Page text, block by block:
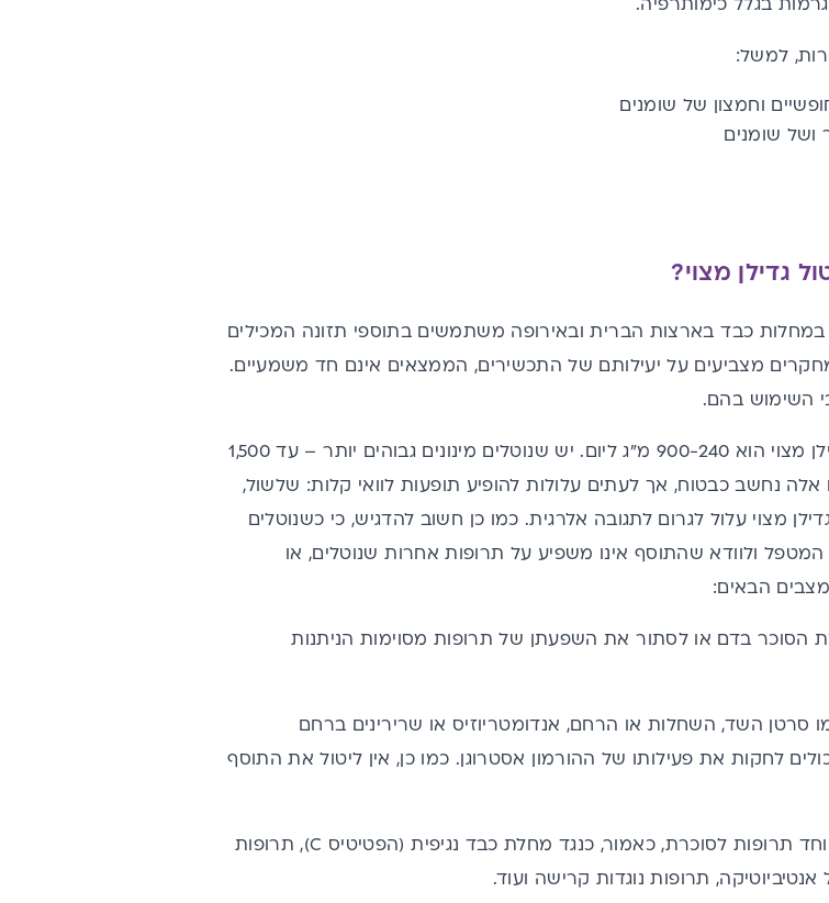
למשל:
וחמצון של שומנים
ושל שומנים
גדילן מצוי?
שונות, כ-65% מהחולים במחלות כבד בארצות הברית ובאירופה משתמשים בתוספי תזונה המכילים
מצביעים על יעילותם של התכשירים, הממצאים אינם חד משמעיים.
השימוש בהם.
המינון המקובל לתכשירים המכילים גדילן מצוי הוא 900-240 מ"ג ליום. יש שנוטלים מינונים גבוהים יותר – עד 1,500
אלה נחשב כבטוח, אך לעתים עלולות להופיע תופעות לוואי קלות: שלשול,
מצוי עלול לגרום לתגובה אלרגית. כמו כן חשוב להדגיש, כי כשנוטלים
ולוודא שהתוסף אינו משפיע על תרופות אחרות שנוטלים, או
הבאים:
הסוכר בדם או לסתור את השפעתן של תרופות מסוימות הניתנות
סרטן השד, השחלות או הרחם, אנדומטריוזיס או שרירינים ברחם
לחקות את פעילותו של ההורמון אסטרוגן. כמו כן, אין ליטול את התוסף
ובמיוחד תרופות לסוכרת, כאמור, כנגד מחלת כבד נגיפית (הפטיטיס C), תרופות
תרופות נוגדות קרישה ועוד.